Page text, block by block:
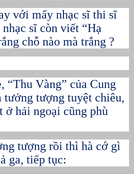
mấy nhạc sĩ thi sĩ
sĩ còn viết “Hạ
chỗ nào mà trắng ?
Vàng” của Cung
tượng tuyệt chiêu,
ở hải ngoại cũng phù
tượng rồi thì hà cớ gì
ga, tiếp tục: